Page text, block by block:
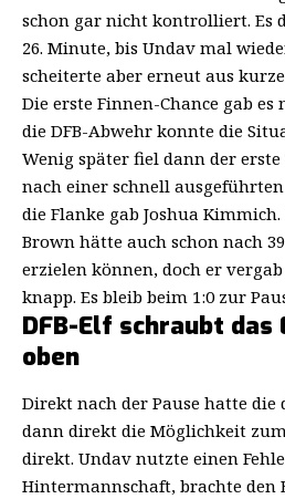
schon gar nicht kontrolliert. Es
26. Minute, bis Undav mal
scheiterte aber erneut aus
Die erste Finnen-Chance gab
die DFB-Abwehr konnte die
Wenig später fiel dann der
nach einer schnell ausgeführten
die Flanke gab Joshua
Brown hätte auch schon nach
erzielen können, doch er
knapp. Es bleib beim 1:0 zur
DFB-Elf schraubt das
oben
Direkt nach der Pause hatte die
dann direkt die Möglichkeit
direkt. Undav nutzte einen
Hintermannschaft, brachte